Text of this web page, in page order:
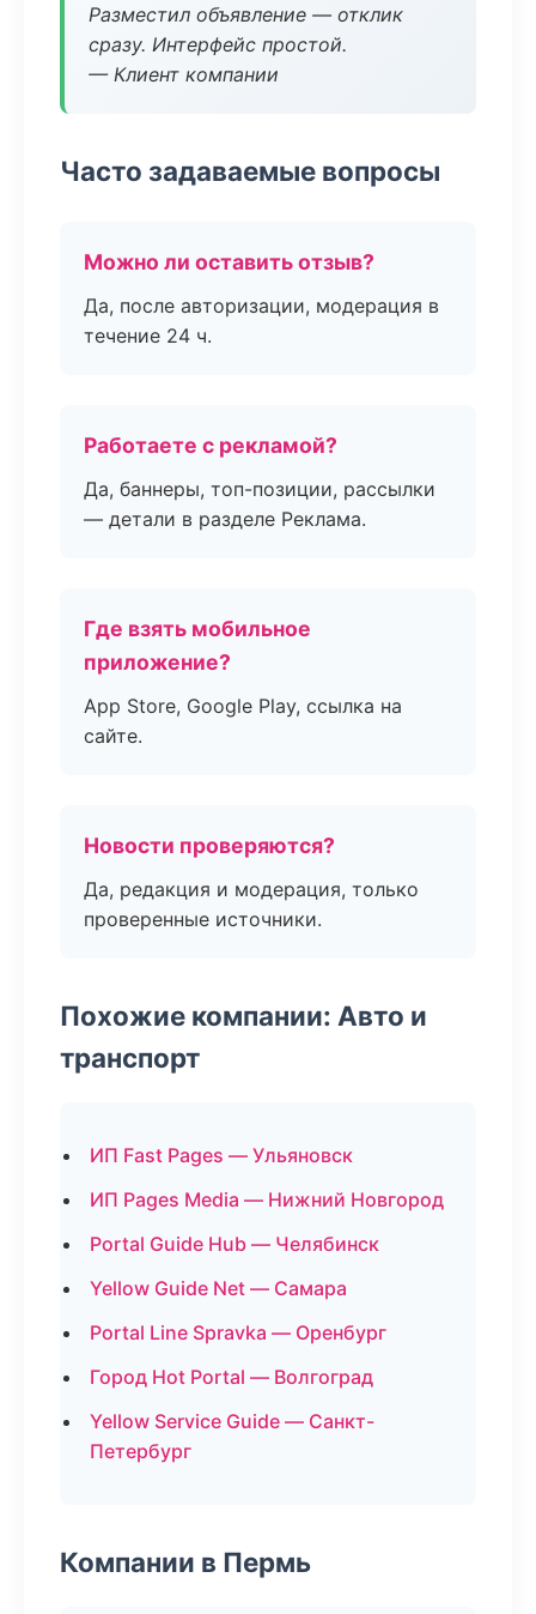
Разместил объявление — отклик
сразу. Интерфейс простой.
— Клиент компании
Часто задаваемые вопросы
Можно ли оставить отзыв?
Да, после авторизации, модерация в
течение 24 ч.
Работаете с рекламой?
Да, баннеры, топ-позиции, рассылки
— детали в разделе Реклама.
Где взять мобильное
приложение?
App Store, Google Play, ссылка на
сайте.
Новости проверяются?
Да, редакция и модерация, только
проверенные источники.
Похожие компании: Авто и
транспорт
ИП Fast Pages — Ульяновск
ИП Pages Media — Нижний Новгород
Portal Guide Hub — Челябинск
Yellow Guide Net — Самара
Portal Line Spravka — Оренбург
Город Hot Portal — Волгоград
Yellow Service Guide — Санкт-
Петербург
Компании в Пермь